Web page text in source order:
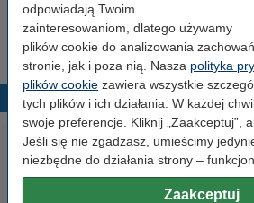
odpowiadają Twoim
zainteresowaniom, dlatego używamy
plików cookie do analizowania
stronie, jak i poza nią. Nasza polityka
plików cookie zawiera wszystkie
tych plików i ich działania. W każdej
swoje preferencje. Kliknij „Zaakceptuj”,
Jeśli się nie zgadzasz, umieścimy
niezbędne do działania strony –
Zaakceptuj
(5 ryz)
110,00 zł
Popularne